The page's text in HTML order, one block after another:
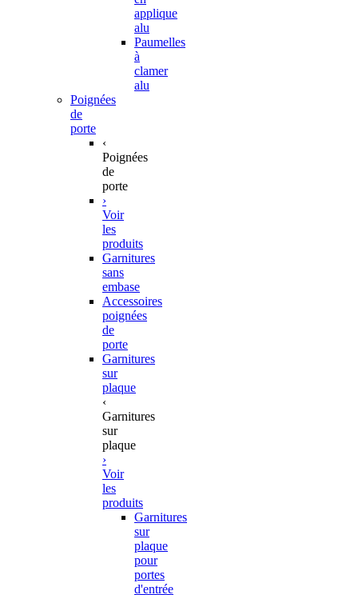
applique
alu
Paumelles
à
clamer
alu
Poignées
de
porte
‹
Poignées
de
porte
›
Voir
les
produits
Garnitures
sans
embase
Accessoires
poignées
de
porte
Garnitures
sur
plaque
‹
Garnitures
sur
plaque
›
Voir
les
produits
Garnitures
sur
plaque
pour
portes
d'entrée